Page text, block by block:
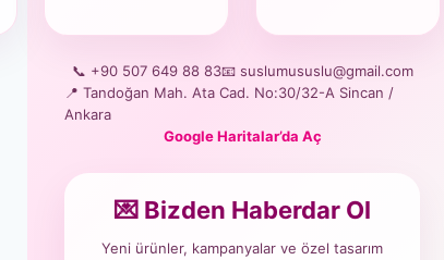
📞 +90 507 649 88 83📧 suslumususlu@gmail.com
📍 Tandoğan Mah. Ata Cad. No:30/32-A Sincan /
Ankara
Google Haritalar’da Aç
💌 Bizden Haberdar Ol
Yeni ürünler, kampanyalar ve özel tasarım